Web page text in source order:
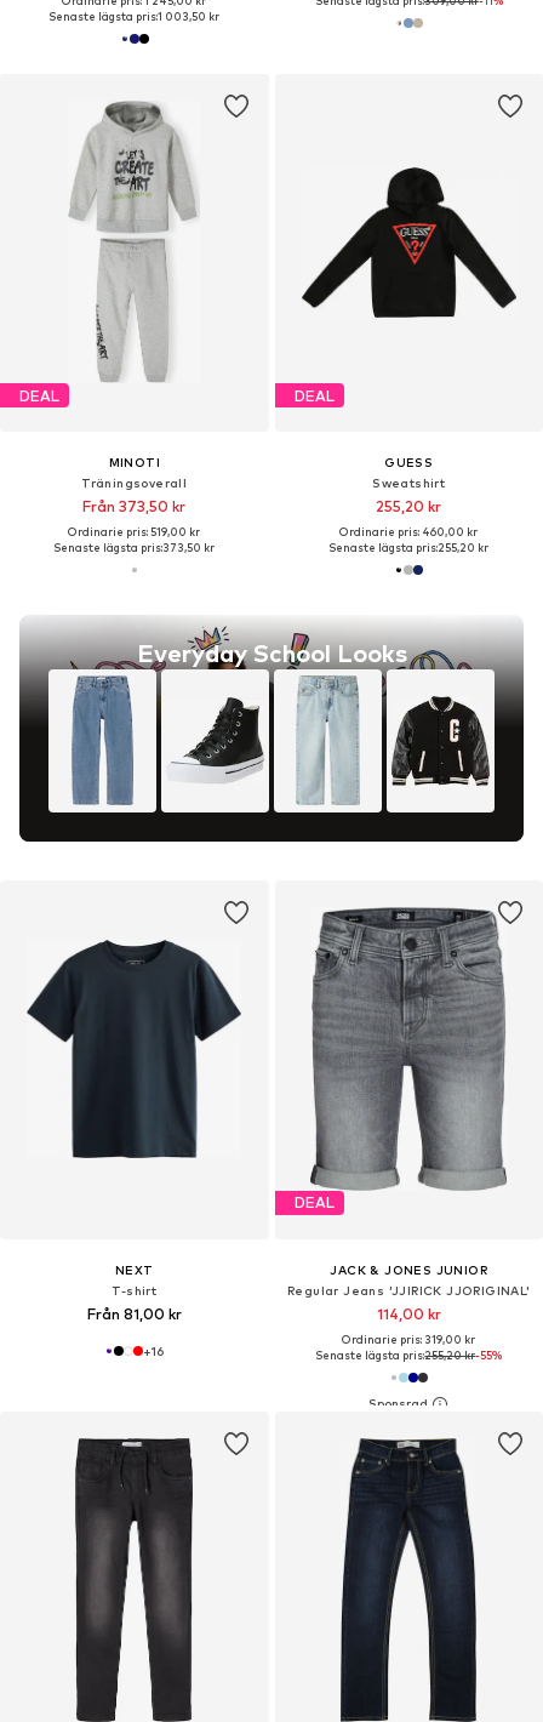
Senaste lägsta pris:1 003,50 kr
DEAL
MINOTI
Träningsoverall
Från 373,50 kr
Ordinarie pris: 519,00 kr
Senaste lägsta pris:373,50 kr
Everyday School Looks
DEAL
GUESS
Sweatshirt
255,20 kr
Ordinarie pris: 460,00 kr
Senaste lägsta pris:255,20 kr
NEXT
T-shirt
Från 81,00 kr
+16
DEAL
JACK & JONES JUNIOR
Regular Jeans 'JJIRICK JJORIGINAL'
114,00 kr
Ordinarie pris: 319,00 kr
Senaste lägsta pris:255,20 kr-55%